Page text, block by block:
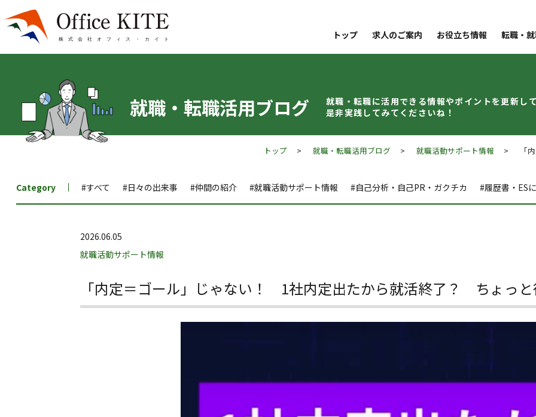
トップ 求人のご案内 お役立ち情報 転職・
就職・転職活用ブログ 就職・転職に活用できる情報やポイントを更新し
是非実践してみてくださいね！
トップ >就職・転職活用ブログ >就職活動サポート情報 > 「内定
Category #すべて #日々の出来事 #仲間の紹介 #就職活動サポート情報 #自己分析・自己PR・ガクチカ #履歴書・ES
2026.06.05
就職活動サポート情報
「内定＝ゴール」じゃない！ 1社内定出たから就活終了？ ちょっ